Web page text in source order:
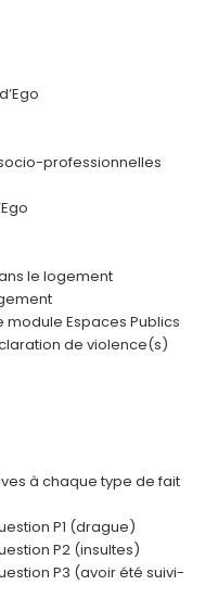
professionnelles
le logement
Espaces Publics
de violence(s)
à chaque type de fait
P1 (drague)
P2 (insultes)
P3 (avoir été suivi-